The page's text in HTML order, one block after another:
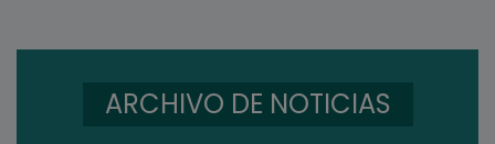
ARCHIVO DE NOTICIAS